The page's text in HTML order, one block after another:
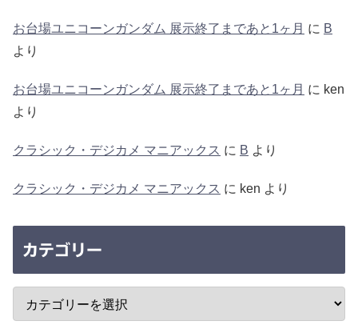
お台場ユニコーンガンダム 展示終了まであと1ヶ月 に B
より
お台場ユニコーンガンダム 展示終了まであと1ヶ月 に ken
より
クラシック・デジカメ マニアックス に B より
クラシック・デジカメ マニアックス に ken より
カテゴリー